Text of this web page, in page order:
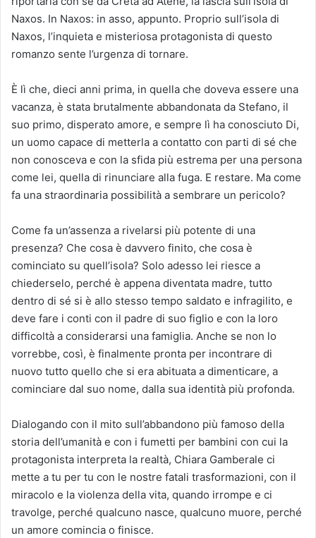
Naxos. In Naxos: in asso, appunto. Proprio sull’isola di
Naxos, l’inquieta e misteriosa protagonista di questo
romanzo sente l’urgenza di tornare.
È lì che, dieci anni prima, in quella che doveva essere una
vacanza, è stata brutalmente abbandonata da Stefano, il
suo primo, disperato amore, e sempre lì ha conosciuto Di,
un uomo capace di metterla a contatto con parti di sé che
non conosceva e con la sfida più estrema per una persona
come lei, quella di rinunciare alla fuga. E restare. Ma come
fa una straordinaria possibilità a sembrare un pericolo?
Come fa un’assenza a rivelarsi più potente di una
presenza? Che cosa è davvero finito, che cosa è
cominciato su quell’isola? Solo adesso lei riesce a
chiederselo, perché è appena diventata madre, tutto
dentro di sé si è allo stesso tempo saldato e infragilito, e
deve fare i conti con il padre di suo figlio e con la loro
difficoltà a considerarsi una famiglia. Anche se non lo
vorrebbe, così, è finalmente pronta per incontrare di
nuovo tutto quello che si era abituata a dimenticare, a
cominciare dal suo nome, dalla sua identità più profonda.
Dialogando con il mito sull’abbandono più famoso della
storia dell’umanità e con i fumetti per bambini con cui la
protagonista interpreta la realtà, Chiara Gamberale ci
mette a tu per tu con le nostre fatali trasformazioni, con il
miracolo e la violenza della vita, quando irrompe e ci
travolge, perché qualcuno nasce, qualcuno muore, perché
un amore comincia o finisce.